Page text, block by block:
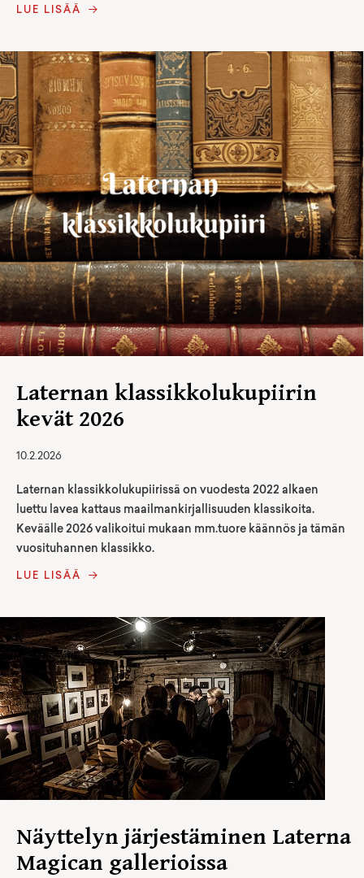
LUE LISÄÄ
Laternan klassikkolukupiirin
kevät 2026
10.2.2026
Laternan klassikkolukupiirissä on vuodesta 2022 alkaen
luettu lavea kattaus maailmankirjallisuuden klassikoita.
Keväälle 2026 valikoitui mukaan mm.tuore käännös ja tämän
vuosituhannen klassikko.
LUE LISÄÄ
Näyttelyn järjestäminen Laterna
Magican gallerioissa